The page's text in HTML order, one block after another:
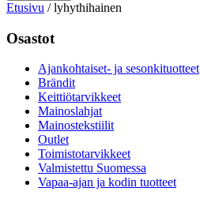
Etusivu /lyhythihainen
Osastot
Ajankohtaiset- ja sesonkituotteet
Brändit
Keittiötarvikkeet
Mainoslahjat
Mainostekstiilit
Outlet
Toimistotarvikkeet
Valmistettu Suomessa
Vapaa-ajan ja kodin tuotteet